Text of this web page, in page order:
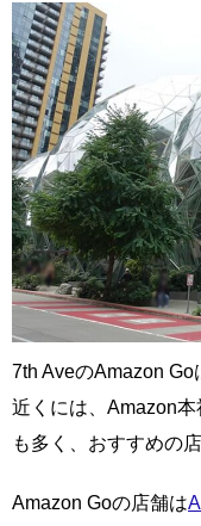
7th AveのAmazon Go
近くには、Amazon
も多く、おすすめの店
Amazon Goの店舗は